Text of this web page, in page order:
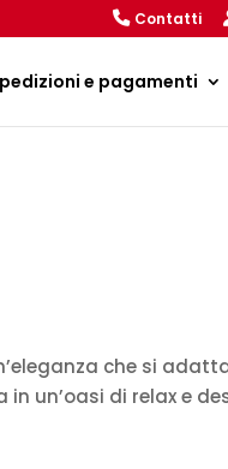
Contatti
e pagamenti
che si
un’oasi di relax e